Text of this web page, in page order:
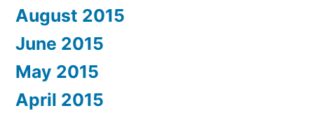
August 2015
June 2015
May 2015
April 2015